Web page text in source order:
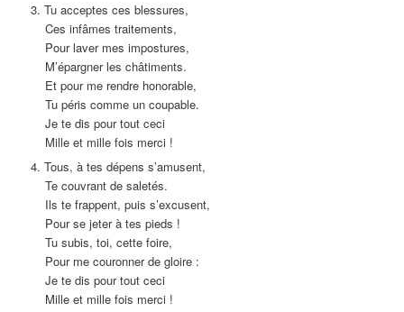
3. Tu acceptes ces blessures,
Ces infâmes traitements,
Pour laver mes impostures,
M’épargner les châtiments.
Et pour me rendre honorable,
Tu péris comme un coupable.
Je te dis pour tout ceci
Mille et mille fois merci !
4. Tous, à tes dépens s’amusent,
Te couvrant de saletés.
Ils te frappent, puis s’excusent,
Pour se jeter à tes pieds !
Tu subis, toi, cette foire,
Pour me couronner de gloire :
Je te dis pour tout ceci
Mille et mille fois merci !